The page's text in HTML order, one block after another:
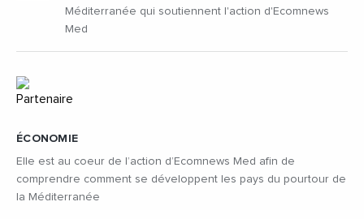
ÉCONOMIE
Elle est au coeur de l’action d’Ecomnews Med afin de
comprendre comment se développent les pays du pourtour de
la Méditerranée
Méditerranée qui soutiennent l'action d'Ecomnews
Med